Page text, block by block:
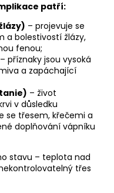
patří:
– projevuje se
a bolestivostí žlázy,
fenou;
– příznaky jsou vysoká
a zapáchající
– život
v důsledku
se třesem, křečemi a
doplňování vápníku
stavu – teplota nad
třes